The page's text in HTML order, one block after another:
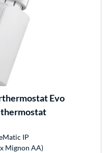
Evo
IP
Mignon AA)